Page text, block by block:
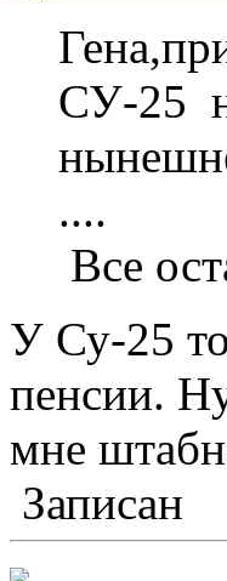
СУ-25
....
Все
У Су-25
пенсии.
мне
Записан